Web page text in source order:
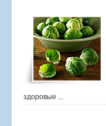
здоровые ...